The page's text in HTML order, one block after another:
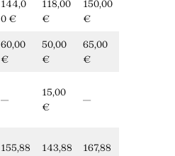
144,0
0 €
118,00
€
150,00
€
60,00
€
50,00
€
65,00
€
—
15,00
€
—
155,88
143,88
167,88